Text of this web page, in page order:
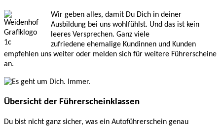
Wir geben alles, damit Du Dich in deiner
Ausbildung bei uns wohlfühlst. Und das ist kein
leeres Versprechen. Ganz viele
zufriedene ehemalige Kundinnen und Kunden
empfehlen uns weiter oder melden sich für weitere Führerscheine
an.
Übersicht der Führerscheinklassen
Du bist nicht ganz sicher, was ein Autoführerschein genau